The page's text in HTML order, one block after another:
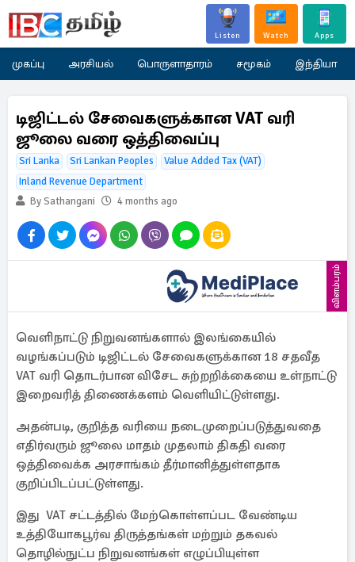
Listen Watch Apps
முகப்பு அரசியல் பொருளாதாரம் சமூகம் இந்தியா
டிஜிட்டல் சேவைகளுக்கான VAT வரி
ஜூலை வரை ஒத்திவைப்பு
Sri Lanka Sri Lankan Peoples
Value Added Tax​ (VAT)
Inland Revenue Department
By Sathangani
4 months ago
விளம்பரம்
வெளிநாட்டு நிறுவனங்களால் இலங்கையில்
வழங்கப்படும் டிஜிட்டல் சேவைகளுக்கான 18 சதவீத
VAT வரி தொடர்பான விசேட சுற்றறிக்கையை உள்நாட்டு
இறைவரித் திணைக்களம் வெளியிட்டுள்ளது.
அதன்படி, குறித்த வரியை நடைமுறைப்படுத்துவதை
எதிர்வரும் ஜூலை மாதம் முதலாம் திகதி வரை
ஒத்திவைக்க அரசாங்கம் தீர்மானித்துள்ளதாக
குறிப்பிடப்பட்டுள்ளது.
இது VAT சட்டத்தில் மேற்கொள்ளப்பட வேண்டிய
உத்தியோகபூர்வ திருத்தங்கள் மற்றும் தகவல்
தொழில்நுட்ப நிறுவனங்கள் எழுப்பியுள்ள